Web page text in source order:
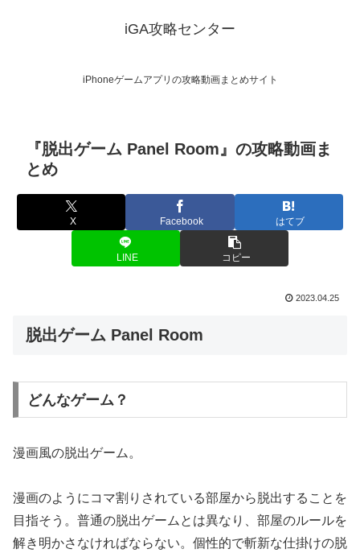
iGA攻略センター
iPhoneゲームアプリの攻略動画まとめサイト
『脱出ゲーム Panel Room』の攻略動画ま
とめ
X Facebook はてブ
LINE コピー
2023.04.25
脱出ゲーム Panel Room
どんなゲーム？
漫画風の脱出ゲーム。
漫画のようにコマ割りされている部屋から脱出することを
目指そう。普通の脱出ゲームとは異なり、部屋のルールを
解き明かさなければならない。個性的で斬新な仕掛けの脱